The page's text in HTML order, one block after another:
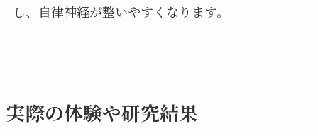
し、自律神経が整いやすくなります。
実際の体験や研究結果